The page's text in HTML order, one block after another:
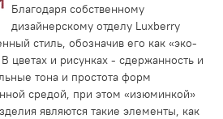
Благодаря собственному
дизайнерскому отделу Luxberry
стиль, обозначив его как «эко-
цветах и рисунках - сдержанность и
тона и простота форм
средой, при этом «изюминкой»
являются такие элементы, как